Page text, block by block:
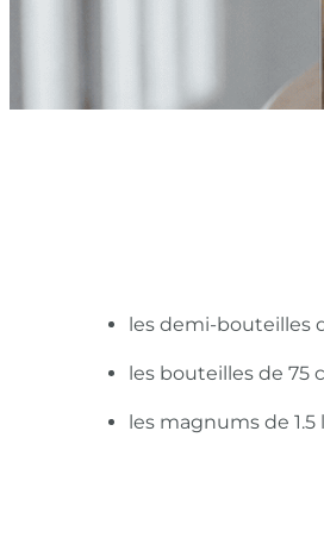
les demi-bouteilles
les bouteilles de 75
les magnums de